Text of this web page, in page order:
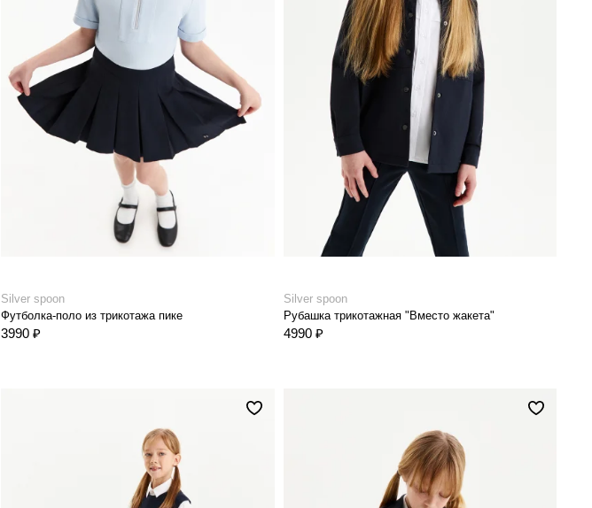
Silver spoon
Футболка-поло из трикотажа пике
3990 ₽
Silver spoon
Рубашка трикотажная "Вместо жакета"
4990 ₽